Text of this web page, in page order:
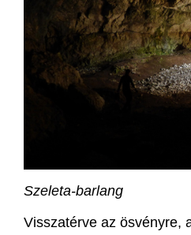
Szeleta-barlang
Visszatérve az ösvényre,